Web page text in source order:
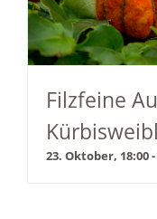
Filzfeine
23. Oktober, 18:00-